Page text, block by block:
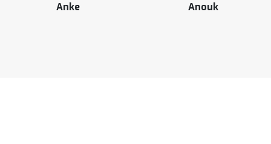
Anke Anouk